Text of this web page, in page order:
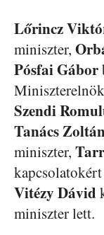
Lőrincz
miniszter,
Pósfai Gábor
Szendi
Tanács
miniszter,
Vitézy Dávid
miniszter lett.